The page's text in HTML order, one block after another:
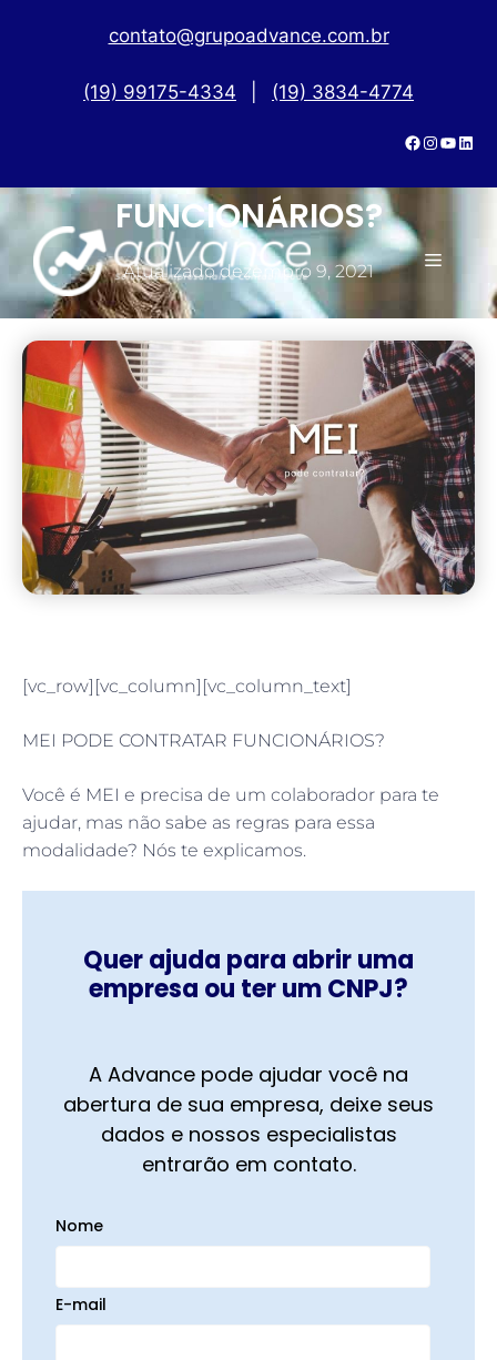
contato@grupoadvance.com.br
(19) 99175-4334 (19) 3834-4774
MEI PODE CONTRATAR
FUNCIONÁRIOS?
Atualizado dezembro 9, 2021
[vc_row][vc_column][vc_column_text]
MEI PODE CONTRATAR FUNCIONÁRIOS?
Você é MEI e precisa de um colaborador para te
ajudar, mas não sabe as regras para essa
modalidade? Nós te explicamos.
Quer ajuda para abrir uma
empresa ou ter um CNPJ?
A Advance pode ajudar você na
abertura de sua empresa, deixe seus
dados e nossos especialistas
entrarão em contato.
Nome
E-mail